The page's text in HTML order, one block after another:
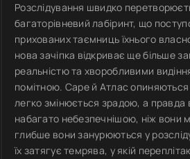
Розслідування швидко
багаторівневий лабіринт, що
прихованих таємниць їхнього
нова зачіпка відкриває ще більше
реальністю та хворобливими
помітною. Саре й Атлас опиняються
легко змінюється зрадою, а правда
набагато небезпечнішою, ніж вони
глибше вони занурюються у
їх затягує темрява, у якій